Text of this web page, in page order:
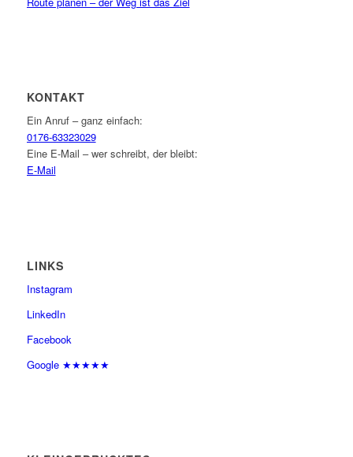
KONTAKT
Ein Anruf – ganz einfach:
0176-63323029
Eine E-Mail – wer schreibt, der bleibt:
E-Mail
LINKS
Instagram
LinkedIn
Facebook
Google ★★★★★